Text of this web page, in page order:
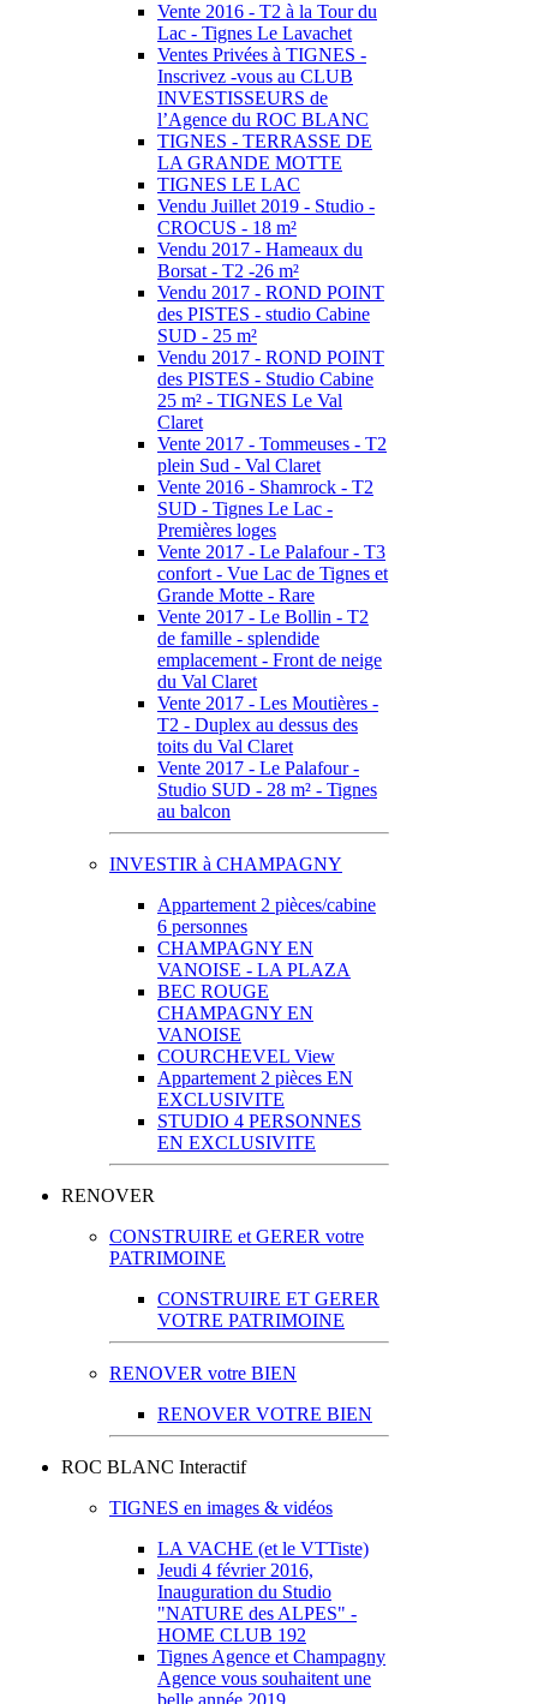
Vente 2016 - T2 à la Tour du
Lac - Tignes Le Lavachet
Ventes Privées à TIGNES -
Inscrivez -vous au CLUB
INVESTISSEURS de
l’Agence du ROC BLANC
TIGNES - TERRASSE DE
LA GRANDE MOTTE
TIGNES LE LAC
Vendu Juillet 2019 - Studio -
CROCUS - 18 m²
Vendu 2017 - Hameaux du
Borsat - T2 -26 m²
Vendu 2017 - ROND POINT
des PISTES - studio Cabine
SUD - 25 m²
Vendu 2017 - ROND POINT
des PISTES - Studio Cabine
25 m² - TIGNES Le Val
Claret
Vente 2017 - Tommeuses - T2
plein Sud - Val Claret
Vente 2016 - Shamrock - T2
SUD - Tignes Le Lac -
Premières loges
Vente 2017 - Le Palafour - T3
confort - Vue Lac de Tignes et
Grande Motte - Rare
Vente 2017 - Le Bollin - T2
de famille - splendide
emplacement - Front de neige
du Val Claret
Vente 2017 - Les Moutières -
T2 - Duplex au dessus des
toits du Val Claret
Vente 2017 - Le Palafour -
Studio SUD - 28 m² - Tignes
au balcon
INVESTIR à CHAMPAGNY
Appartement 2 pièces/cabine
6 personnes
CHAMPAGNY EN
VANOISE - LA PLAZA
BEC ROUGE
CHAMPAGNY EN
VANOISE
COURCHEVEL View
Appartement 2 pièces EN
EXCLUSIVITE
STUDIO 4 PERSONNES
EN EXCLUSIVITE
RENOVER
CONSTRUIRE et GERER votre
PATRIMOINE
CONSTRUIRE ET GERER
VOTRE PATRIMOINE
RENOVER votre BIEN
RENOVER VOTRE BIEN
ROC BLANC Interactif
TIGNES en images & vidéos
LA VACHE (et le VTTiste)
Jeudi 4 février 2016,
Inauguration du Studio
"NATURE des ALPES" -
HOME CLUB 192
Tignes Agence et Champagny
Agence vous souhaitent une
belle année 2019